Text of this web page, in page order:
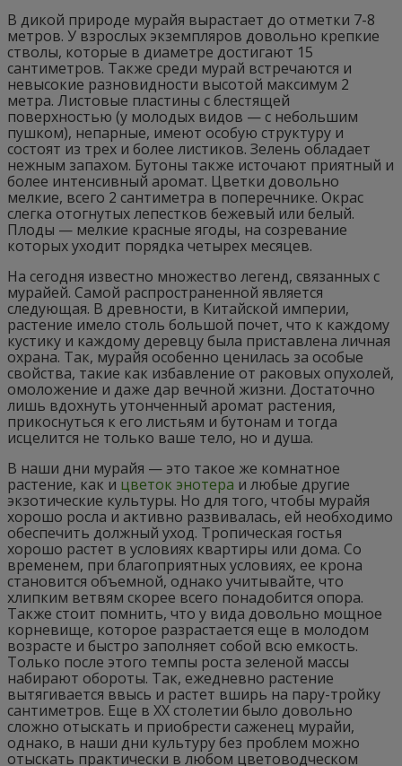
В дикой природе мурайя вырастает до отметки 7-8
метров. У взрослых экземпляров довольно крепкие
стволы, которые в диаметре достигают 15
сантиметров. Также среди мурай встречаются и
невысокие разновидности высотой максимум 2
метра. Листовые пластины с блестящей
поверхностью (у молодых видов — с небольшим
пушком), непарные, имеют особую структуру и
состоят из трех и более листиков. Зелень обладает
нежным запахом. Бутоны также источают приятный и
более интенсивный аромат. Цветки довольно
мелкие, всего 2 сантиметра в поперечнике. Окрас
слегка отогнутых лепестков бежевый или белый.
Плоды — мелкие красные ягоды, на созревание
которых уходит порядка четырех месяцев.
На сегодня известно множество легенд, связанных с
мурайей. Самой распространенной является
следующая. В древности, в Китайской империи,
растение имело столь большой почет, что к каждому
кустику и каждому деревцу была приставлена личная
охрана. Так, мурайя особенно ценилась за особые
свойства, такие как избавление от раковых опухолей,
омоложение и даже дар вечной жизни. Достаточно
лишь вдохнуть утонченный аромат растения,
прикоснуться к его листьям и бутонам и тогда
исцелится не только ваше тело, но и душа.
В наши дни мурайя — это такое же комнатное
растение, как и цветок энотера и любые другие
экзотические культуры. Но для того, чтобы мурайя
хорошо росла и активно развивалась, ей необходимо
обеспечить должный уход. Тропическая гостья
хорошо растет в условиях квартиры или дома. Со
временем, при благоприятных условиях, ее крона
становится объемной, однако учитывайте, что
хлипким ветвям скорее всего понадобится опора.
Также стоит помнить, что у вида довольно мощное
корневище, которое разрастается еще в молодом
возрасте и быстро заполняет собой всю емкость.
Только после этого темпы роста зеленой массы
набирают обороты. Так, ежедневно растение
вытягивается ввысь и растет вширь на пару-тройку
сантиметров. Еще в XX столетии было довольно
сложно отыскать и приобрести саженец мурайи,
однако, в наши дни культуру без проблем можно
отыскать практически в любом цветоводческом